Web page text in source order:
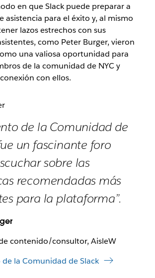
en que Slack puede preparar a
asistencia para el éxito y, al mismo
lazos estrechos con sus
como Peter Burger, vieron
una valiosa oportunidad para
de la comunidad de NYC y
con ellos.
de la Comunidad de
un fascinante foro
sobre las
recomendadas más
para la plataforma”.
contenido/consultor, AisleW
la Comunidad de Slack